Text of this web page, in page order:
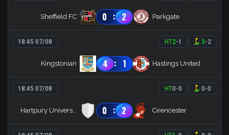
Sheffield FC 0 : 2 Parkgate
18:45 07/08 HT2-1 3-2
Kingstonian 4 : 1 Hastings United
18:45 07/08 HT0-0 0-0
Hartpury University 0 : 2 Cirencester